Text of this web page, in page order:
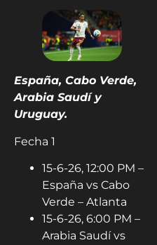
España, Cabo Verde,
Arabia Saudí y
Uruguay.
Fecha 1
15-6-26, 12:00 PM –
España vs Cabo
Verde – Atlanta
15-6-26, 6:00 PM –
Arabia Saudí vs